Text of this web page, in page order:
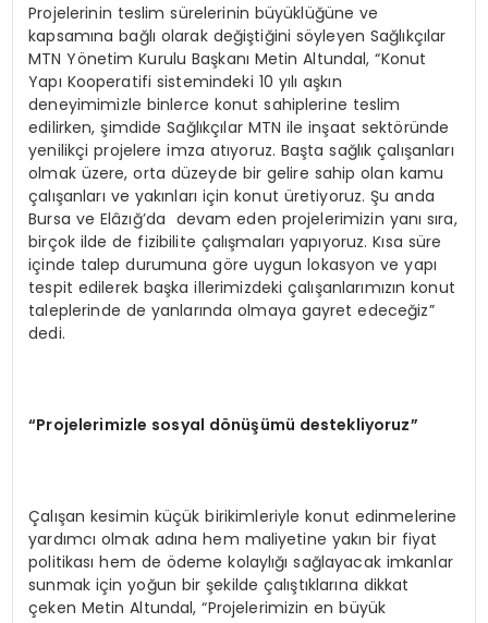
Projelerinin teslim sürelerinin büyüklüğüne ve
kapsamına bağlı olarak değiştiğini söyleyen Sağlıkçılar
MTN Yönetim Kurulu Başkanı Metin Altundal, “Konut
Yapı Kooperatifi sistemindeki 10 yılı aşkın
deneyimimizle binlerce konut sahiplerine teslim
edilirken, şimdide Sağlıkçılar MTN ile inşaat sektöründe
yenilikçi projelere imza atıyoruz. Başta sağlık çalışanları
olmak üzere, orta düzeyde bir gelire sahip olan kamu
çalışanları ve yakınları için konut üretiyoruz. Şu anda
Bursa ve Elâzığ’da devam eden projelerimizin yanı sıra,
birçok ilde de fizibilite çalışmaları yapıyoruz. Kısa süre
içinde talep durumuna göre uygun lokasyon ve yapı
tespit edilerek başka illerimizdeki çalışanlarımızın konut
taleplerinde de yanlarında olmaya gayret edeceğiz”
dedi.
“Projelerimizle sosyal dönüşümü destekliyoruz”
Çalışan kesimin küçük birikimleriyle konut edinmelerine
yardımcı olmak adına hem maliyetine yakın bir fiyat
politikası hem de ödeme kolaylığı sağlayacak imkanlar
sunmak için yoğun bir şekilde çalıştıklarına dikkat
çeken Metin Altundal, “Projelerimizin en büyük